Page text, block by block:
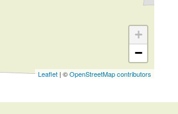
+
−
Leaflet | ©OpenStreetMap contributors